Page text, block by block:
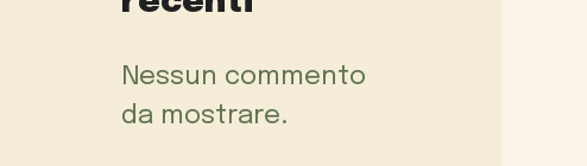
Nessun commento
da mostrare.